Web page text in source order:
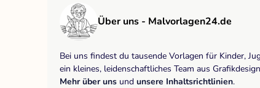
Über uns - Malvorlagen24.de
Bei uns findest du tausende Vorlagen für Kinder,
ein kleines, leidenschaftliches Team aus
Mehr über uns und unsere Inhaltsrichtlinien.